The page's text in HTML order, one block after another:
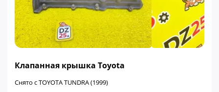
Клапанная крышка Toyota
Снято с TOYOTA TUNDRA (1999)